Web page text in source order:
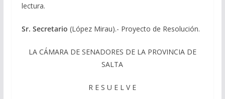
lectura.
Sr. Secretario (López Mirau).- Proyecto de Resolución.
LA CÁMARA DE SENADORES DE LA PROVINCIA DE
SALTA
R E S U E L V E